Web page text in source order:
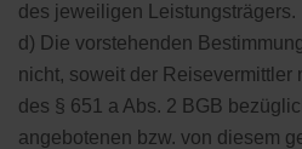
des jeweiligen Leistungsträgers.
d) Die vorstehenden
nicht, soweit der Reisevermittler
des § 651 a Abs. 2 BGB
angebotenen bzw. von diesem